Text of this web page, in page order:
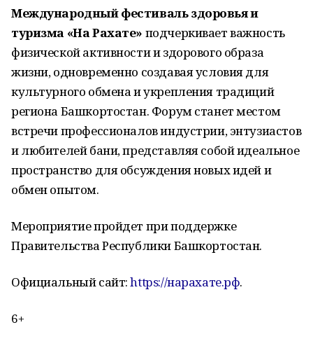
Международный фестиваль здоровья и
туризма «На Рахате» подчеркивает важность
физической активности и здорового образа
жизни, одновременно создавая условия для
культурного обмена и укрепления традиций
региона Башкортостан. Форум станет местом
встречи профессионалов индустрии, энтузиастов
и любителей бани, представляя собой идеальное
пространство для обсуждения новых идей и
обмен опытом.
Мероприятие пройдет при поддержке
Правительства Республики Башкортостан.
Официальный сайт:https://нарахате.рф.
6+